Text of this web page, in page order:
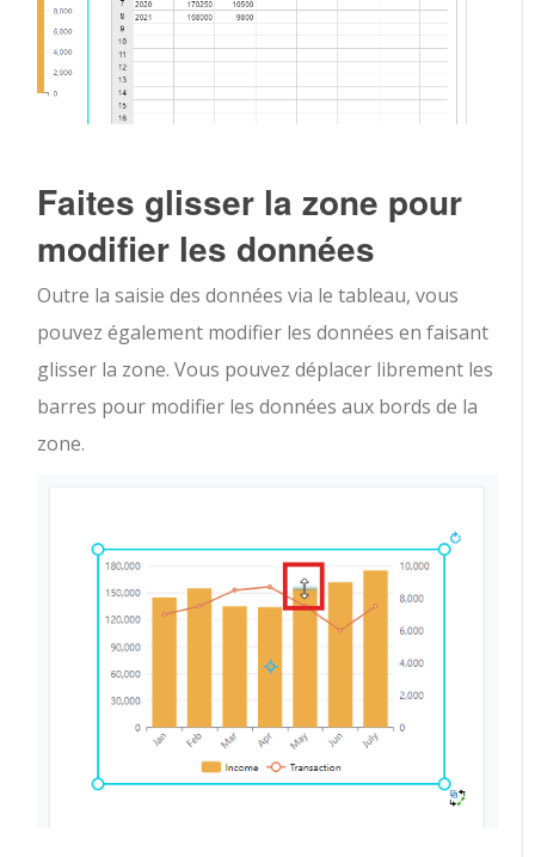
Faites glisser la zone pour
modifier les données
Outre la saisie des données via le tableau, vous
pouvez également modifier les données en faisant
glisser la zone. Vous pouvez déplacer librement les
barres pour modifier les données aux bords de la
zone.